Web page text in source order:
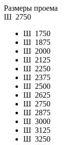
Размеры проема
Ш 2750
Ш 1750
Ш 1875
Ш 2000
Ш 2125
Ш 2250
Ш 2375
Ш 2500
Ш 2625
Ш 2750
Ш 2875
Ш 3000
Ш 3125
Ш 3250